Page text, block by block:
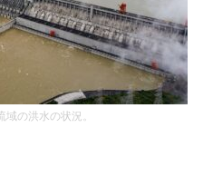
の洪水の状況。